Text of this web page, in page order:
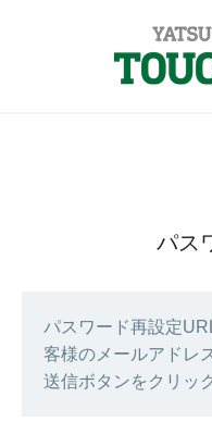
パス
パスワード再設定
客様のメールアドレ
送信ボタンをクリッ